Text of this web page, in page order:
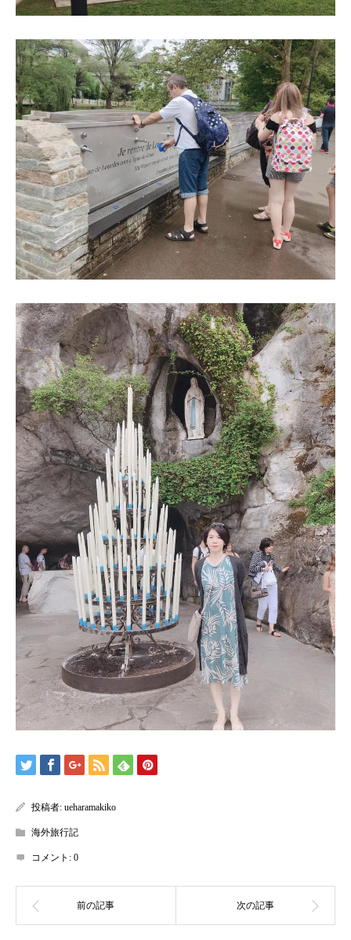
投稿者: ueharamakiko
海外旅行記
コメント: 0